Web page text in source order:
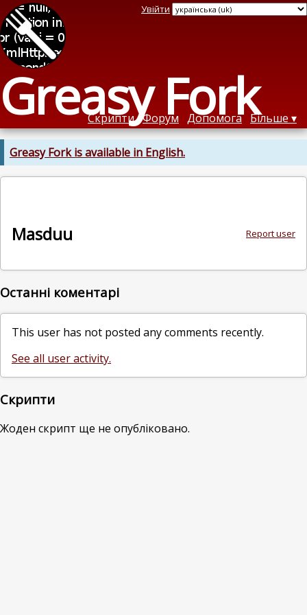
Greasy Fork
Увійти
Скрипти Форум Допомога Більше
Greasy Fork is available in English.
Report user
Masduu
Останні коментарі
This user has not posted any comments recently.
See all user activity.
Скрипти
Жоден скрипт ще не опубліковано.